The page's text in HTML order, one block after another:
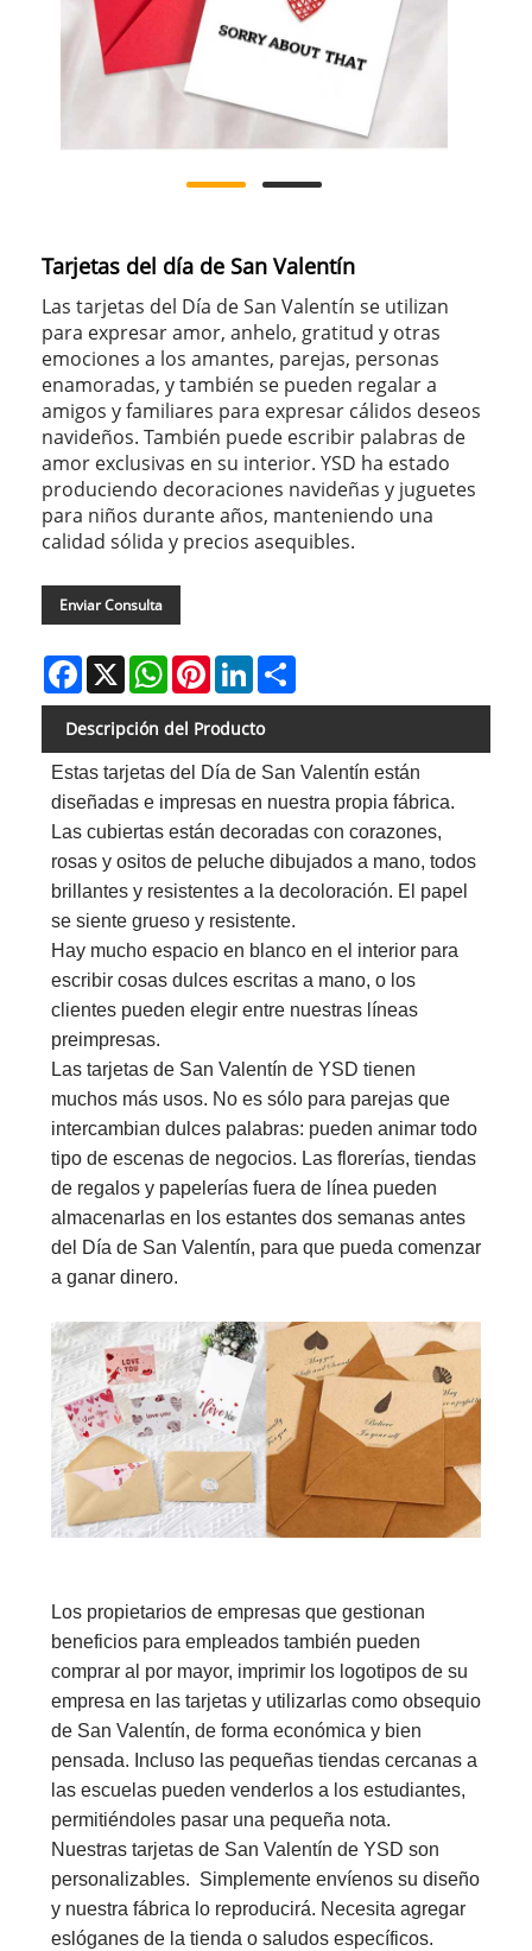
Tarjetas del día de San Valentín
Las tarjetas del Día de San Valentín se utilizan
para expresar amor, anhelo, gratitud y otras
emociones a los amantes, parejas, personas
enamoradas, y también se pueden regalar a
amigos y familiares para expresar cálidos deseos
navideños. También puede escribir palabras de
amor exclusivas en su interior. YSD ha estado
produciendo decoraciones navideñas y juguetes
para niños durante años, manteniendo una
calidad sólida y precios asequibles.
Enviar Consulta
Facebook
X WhatsAppPinterestLinkedIn
Descripción del Producto
Estas tarjetas del Día de San Valentín están
diseñadas e impresas en nuestra propia fábrica.
Las cubiertas están decoradas con corazones,
rosas y ositos de peluche dibujados a mano, todos
brillantes y resistentes a la decoloración. El papel
se siente grueso y resistente.
Hay mucho espacio en blanco en el interior para
escribir cosas dulces escritas a mano, o los
clientes pueden elegir entre nuestras líneas
preimpresas.
Las tarjetas de San Valentín de YSD tienen
muchos más usos. No es sólo para parejas que
intercambian dulces palabras: pueden animar todo
tipo de escenas de negocios. Las florerías, tiendas
de regalos y papelerías fuera de línea pueden
almacenarlas en los estantes dos semanas antes
del Día de San Valentín, para que pueda comenzar
a ganar dinero.
Los propietarios de empresas que gestionan
beneficios para empleados también pueden
comprar al por mayor, imprimir los logotipos de su
empresa en las tarjetas y utilizarlas como obsequio
de San Valentín, de forma económica y bien
pensada. Incluso las pequeñas tiendas cercanas a
las escuelas pueden venderlos a los estudiantes,
permitiéndoles pasar una pequeña nota.
Nuestras tarjetas de San Valentín de YSD son
personalizables. Simplemente envíenos su diseño
y nuestra fábrica lo reproducirá. Necesita agregar
eslóganes de la tienda o saludos específicos.